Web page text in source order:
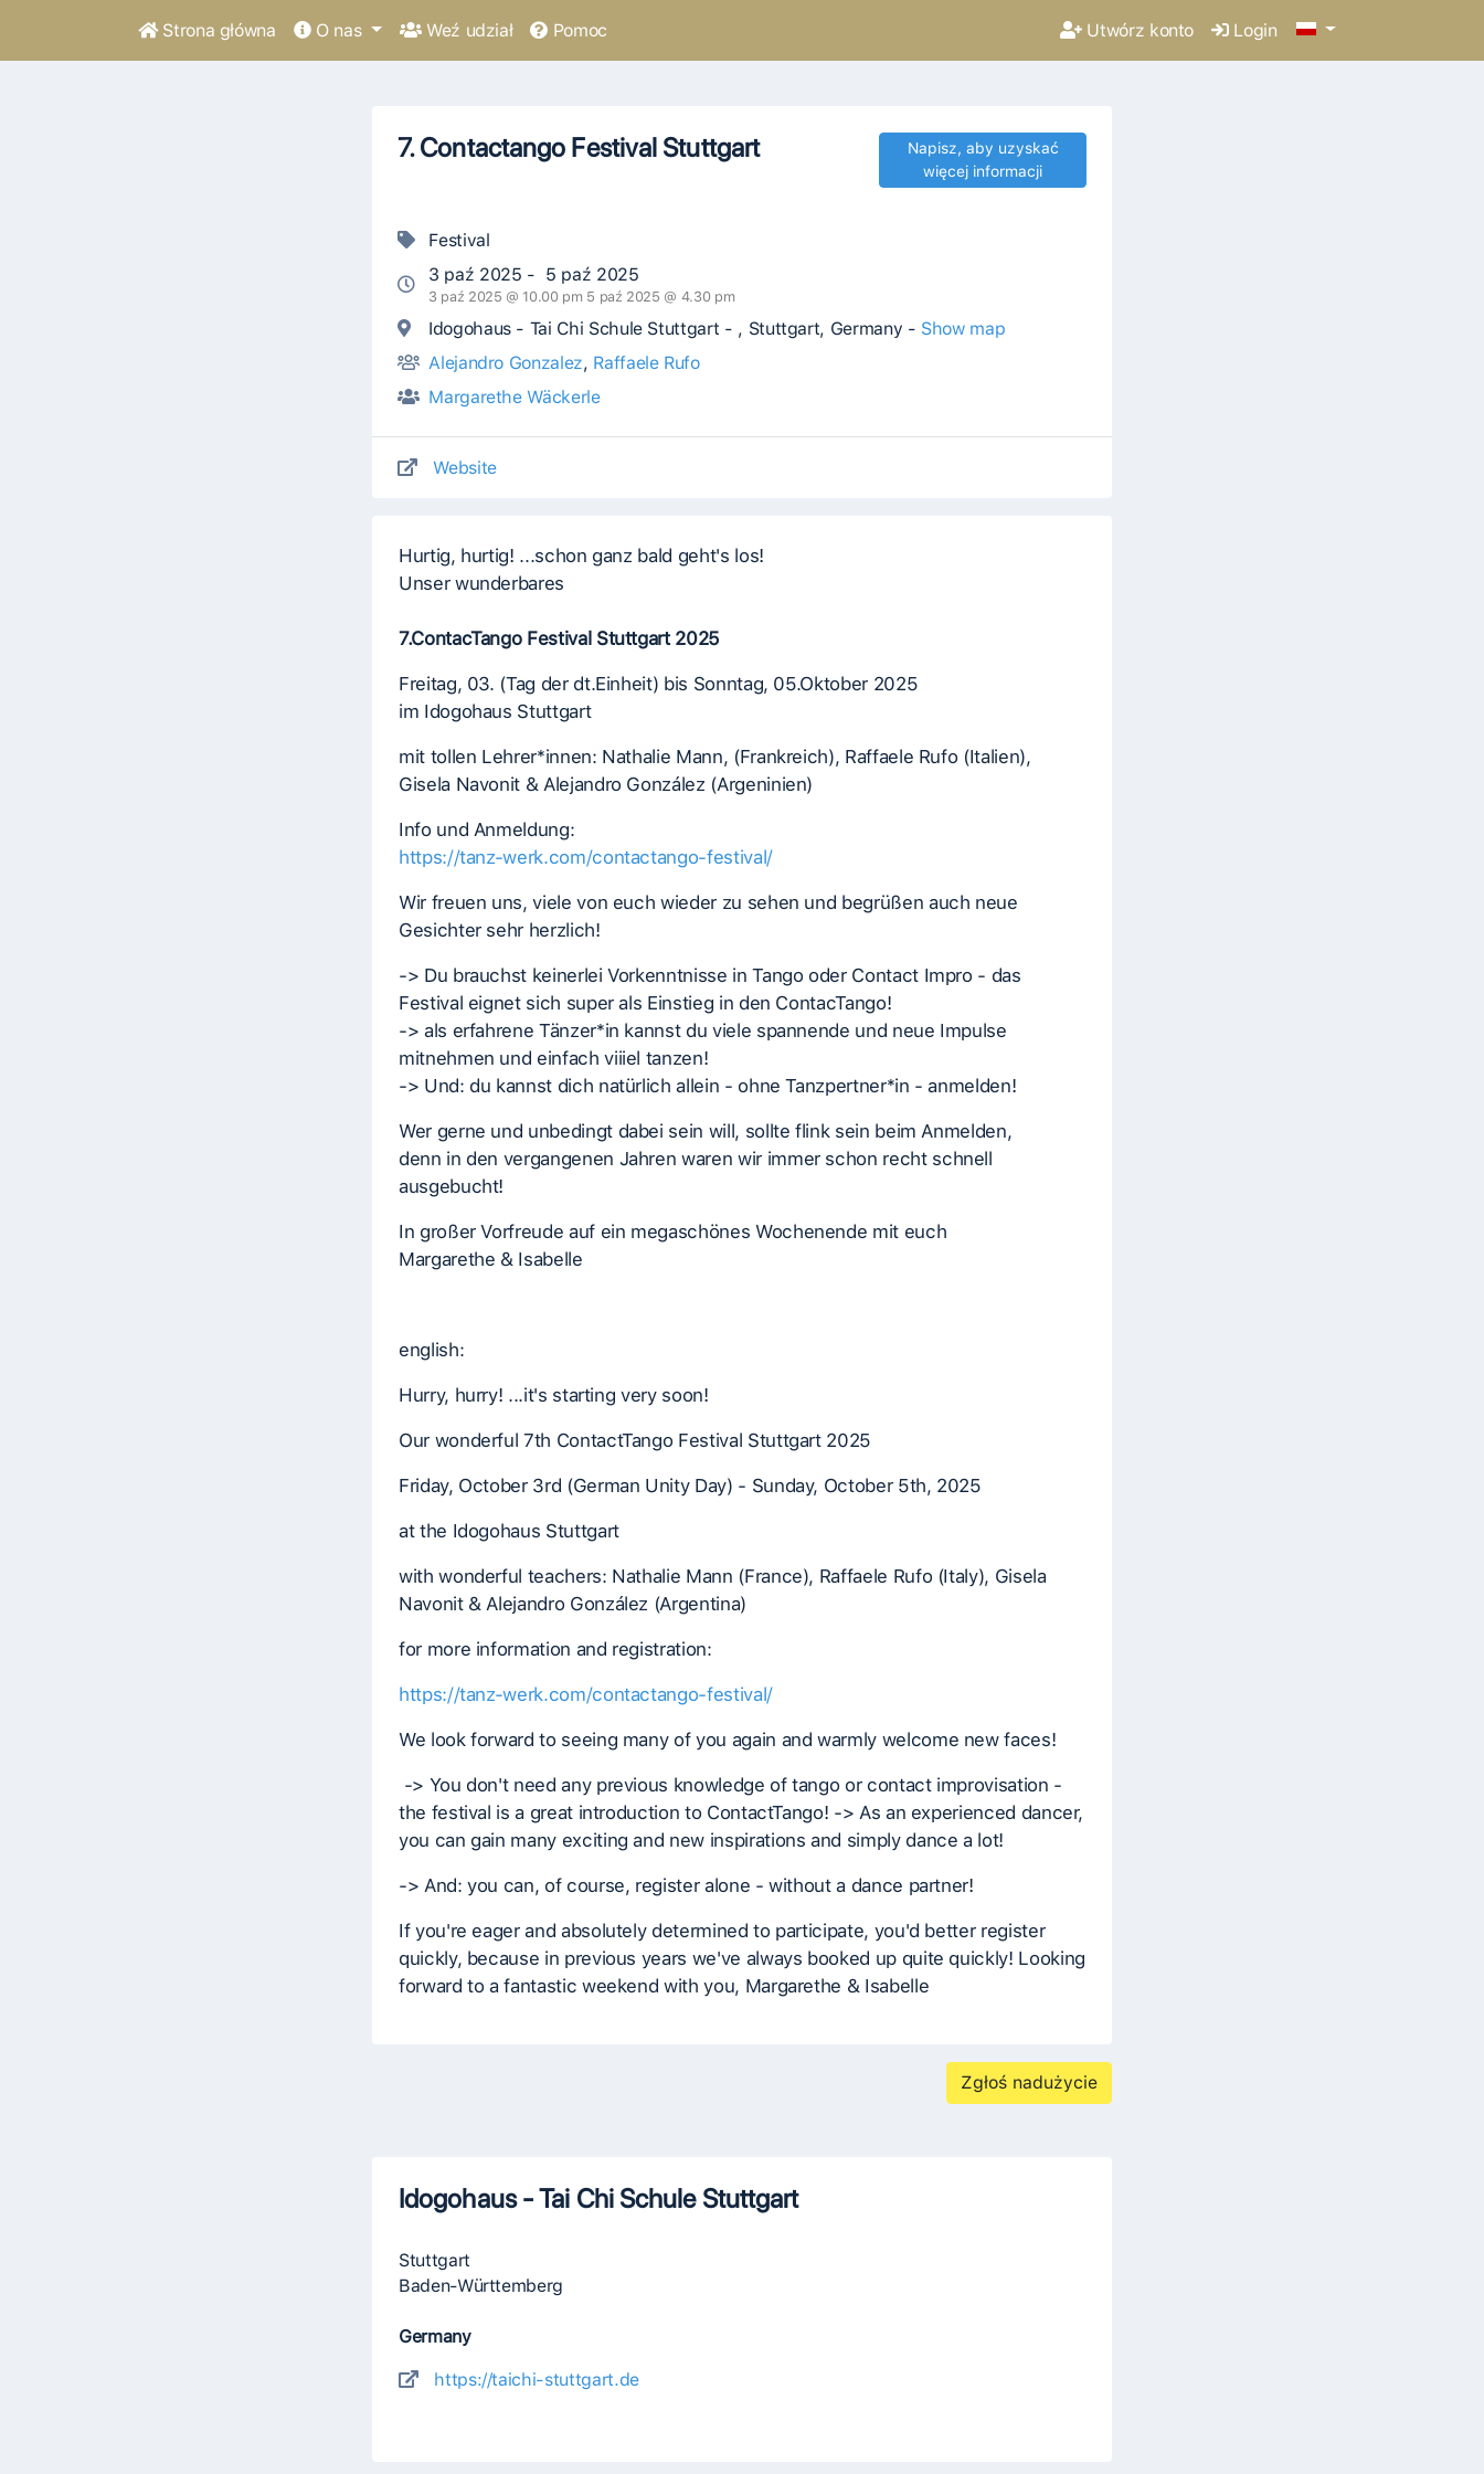
Strona główna O nas Weź udział Pomoc Utwórz konto Login
7. Contactango Festival Stuttgart
Napisz, aby uzyskać
więcej informacji
Festival
3 paź 2025 - 5 paź 2025
3 paź 2025 @ 10.00 pm 5 paź 2025 @ 4.30 pm
Idogohaus - Tai Chi Schule Stuttgart - , Stuttgart, Germany - Show map
Alejandro Gonzalez, Raffaele Rufo
Margarethe Wäckerle
Website
Hurtig, hurtig! ...schon ganz bald geht's los!
Unser wunderbares
7.ContacTango Festival Stuttgart 2025
Freitag, 03. (Tag der dt.Einheit) bis Sonntag, 05.Oktober 2025
im Idogohaus Stuttgart
mit tollen Lehrer*innen: Nathalie Mann, (Frankreich), Raffaele Rufo (Italien),
Gisela Navonit & Alejandro González (Argeninien)
Info und Anmeldung:
https://tanz-werk.com/contactango-festival/
Wir freuen uns, viele von euch wieder zu sehen und begrüßen auch neue
Gesichter sehr herzlich!
-> Du brauchst keinerlei Vorkenntnisse in Tango oder Contact Impro - das
Festival eignet sich super als Einstieg in den ContacTango!
-> als erfahrene Tänzer*in kannst du viele spannende und neue Impulse
mitnehmen und einfach viiiel tanzen!
-> Und: du kannst dich natürlich allein - ohne Tanzpertner*in - anmelden!
Wer gerne und unbedingt dabei sein will, sollte flink sein beim Anmelden,
denn in den vergangenen Jahren waren wir immer schon recht schnell
ausgebucht!
In großer Vorfreude auf ein megaschönes Wochenende mit euch
Margarethe & Isabelle
english:
Hurry, hurry! ...it's starting very soon!
Our wonderful 7th ContactTango Festival Stuttgart 2025
Friday, October 3rd (German Unity Day) - Sunday, October 5th, 2025
at the Idogohaus Stuttgart
with wonderful teachers: Nathalie Mann (France), Raffaele Rufo (Italy), Gisela
Navonit & Alejandro González (Argentina)
for more information and registration:
https://tanz-werk.com/contactango-festival/
We look forward to seeing many of you again and warmly welcome new faces!
-> You don't need any previous knowledge of tango or contact improvisation -
the festival is a great introduction to ContactTango! -> As an experienced dancer,
you can gain many exciting and new inspirations and simply dance a lot!
-> And: you can, of course, register alone - without a dance partner!
If you're eager and absolutely determined to participate, you'd better register
quickly, because in previous years we've always booked up quite quickly! Looking
forward to a fantastic weekend with you, Margarethe & Isabelle
Zgłoś nadużycie
Idogohaus - Tai Chi Schule Stuttgart
Stuttgart
Baden-Württemberg
Germany
https://taichi-stuttgart.de